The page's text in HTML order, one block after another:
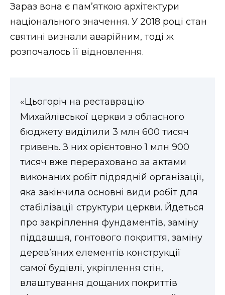
Зараз вона є пам’яткою архітектури
національного значення. У 2018 році стан
святині визнали аварійним, тоді ж
розпочалось її відновлення.
«Цьогоріч на реставрацію
Михайлівської церкви з обласного
бюджету виділили 3 млн 600 тисяч
гривень. З них орієнтовно 1 млн 900
тисяч вже перераховано за актами
виконаних робіт підрядній організації,
яка закінчила основні види робіт для
стабілізації структури церкви. Йдеться
про закріплення фундаментів, заміну
піддашшя, гонтового покриття, заміну
дерев’яних елементів конструкції
самої будівлі, укріплення стін,
влаштування дощаних покриттів